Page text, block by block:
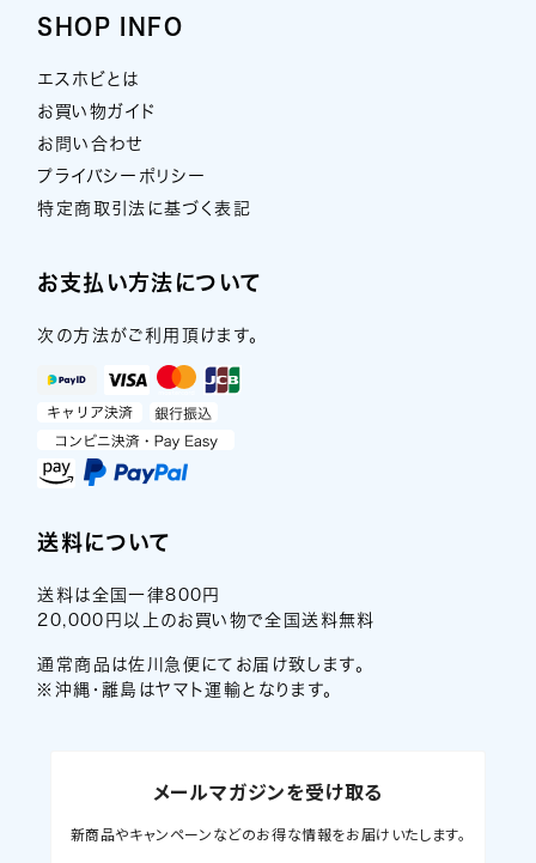
SHOP INFO
エスホビとは
お買い物ガイド
お問い合わせ
プライバシーポリシー
特定商取引法に基づく表記
お支払い方法について
次の方法がご利用頂けます。
送料について
送料は全国一律800円
20,000円以上のお買い物で全国送料無料
通常商品は佐川急便にてお届け致します。
※沖縄・離島はヤマト運輸となります。
メールマガジンを受け取る
新商品やキャンペーンなどのお得な情報をお届けいたします。